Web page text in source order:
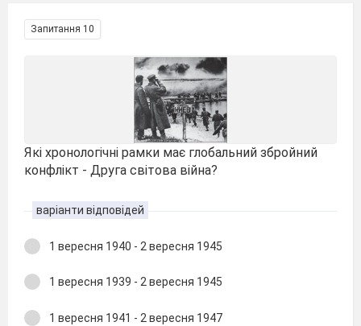
Запитання 10
Які хронологічні рамки має глобальний збройний
конфлікт - Друга світова війна?
варіанти відповідей
1 вересня 1940 - 2 вересня 1945
1 вересня 1939 - 2 вересня 1945
1 вересня 1941 - 2 вересня 1947